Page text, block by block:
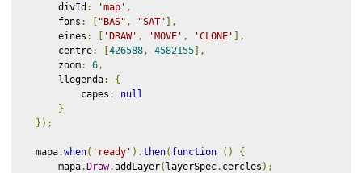
        divId
: 'map' ,
        fons
: [ "BAS" , "SAT" ],
        eines
: [ 'DRAW' , 'MOVE' , 'CLONE' ],
        centre
: [426588 , 4582155],
        zoom
: 6 ,
        llegenda
:
{
            capes
:
null
}
});
    mapa
.when( 'ready' ).then( function ()
{
        mapa
.Draw.addLayer( layerSpec. cercles );